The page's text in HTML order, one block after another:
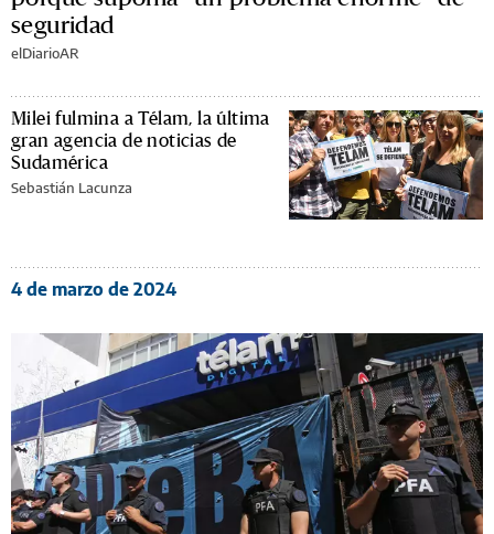
seguridad
elDiarioAR
Milei fulmina a Télam, la última
gran agencia de noticias de
Sudamérica
Sebastián Lacunza
4 de marzo de 2024